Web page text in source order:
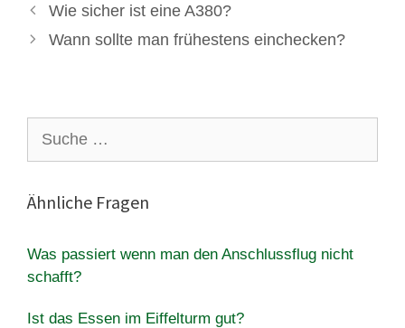
Wie sicher ist eine A380?
Wann sollte man frühestens einchecken?
nach:
Ähnliche Fragen
Was passiert wenn man den Anschlussflug nicht
schafft?
Ist das Essen im Eiffelturm gut?